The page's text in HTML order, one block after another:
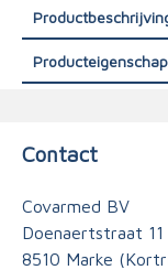
Contact
Covarmed BV
Doenaertstraat 11
8510 Marke